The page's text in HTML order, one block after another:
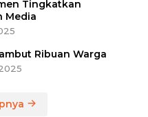
Tingkatkan
Media
Ribuan Warga